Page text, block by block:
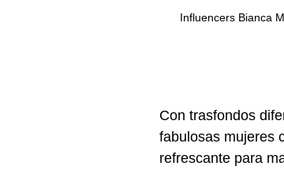
Influencers Bianca
Con trasfondos
fabulosas mujeres
refrescante para